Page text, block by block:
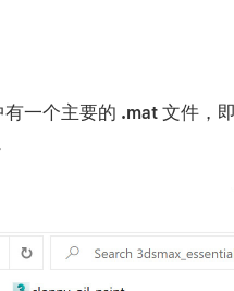
一个主要的 .mat文件，